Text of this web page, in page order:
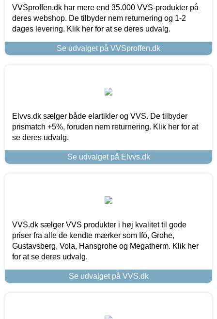
VVSproffen.dk har mere end 35.000 VVS-produkter på
deres webshop. De tilbyder nem returnering og 1-2
dages levering. Klik her for at se deres udvalg.
Se udvalget på VVSproffen.dk
Elvvs.dk sælger både elartikler og VVS. De tilbyder
prismatch +5%, foruden nem returnering. Klik her for at
se deres udvalg.
Se udvalget på Elvvs.dk
VVS.dk sælger VVS produkter i høj kvalitet til gode
priser fra alle de kendte mærker som Ifö, Grohe,
Gustavsberg, Vola, Hansgrohe og Megatherm. Klik her
for at se deres udvalg.
Se udvalget på VVS.dk